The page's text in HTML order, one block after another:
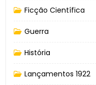
Ficção Científica
Guerra
História
Lançamentos 1922